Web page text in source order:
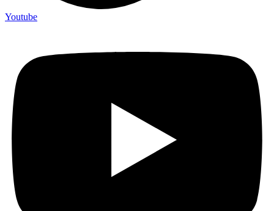
Youtube